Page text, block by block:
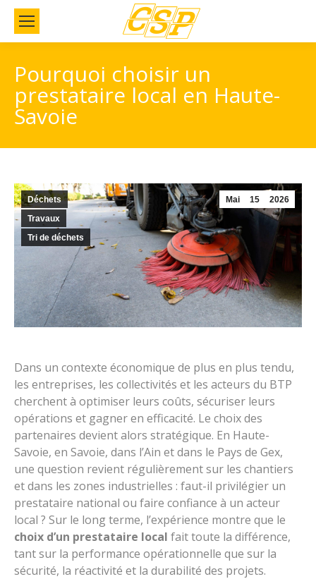
Pourquoi choisir un
prestataire local en Haute-
Savoie
Mai 15 2026
Déchets
Travaux
Tri de déchets
Dans un contexte économique de plus en plus tendu,
les entreprises, les collectivités et les acteurs du BTP
cherchent à optimiser leurs coûts, sécuriser leurs
opérations et gagner en efficacité. Le choix des
partenaires devient alors stratégique. En Haute-
Savoie, en Savoie, dans l’Ain et dans le Pays de Gex,
une question revient régulièrement sur les chantiers
et dans les zones industrielles : faut-il privilégier un
prestataire national ou faire confiance à un acteur
local ? Sur le long terme, l’expérience montre que le
choix d’un prestataire local fait toute la différence,
tant sur la performance opérationnelle que sur la
sécurité, la réactivité et la durabilité des projets.